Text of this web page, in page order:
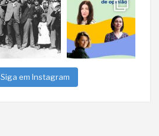
Siga em Instagram